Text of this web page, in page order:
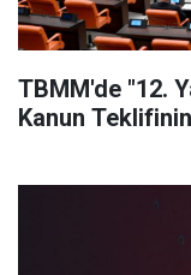
TBMM'de "12.
Kanun